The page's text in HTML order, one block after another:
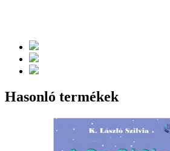
Hasonló termékek